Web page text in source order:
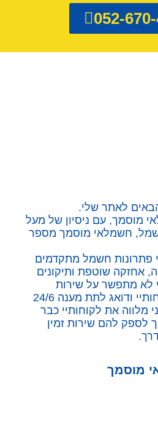
052-
לאתר שלי.
מוסמך, עם ניסיון של מעל
חשמלאי מוסמך מספר
פתרונות חשמל מתקדמים
אחזקה שוטפת ותיקונים
לא מתפשר על שירות
ומקצועיות עבור לקוחותיי ודואג לתת מענה 24/6
מלווה את לקוחותיי כבר
לספק להם שירות זמין
מוסמך